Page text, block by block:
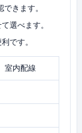
きます。
選べます。
です。
室内配線